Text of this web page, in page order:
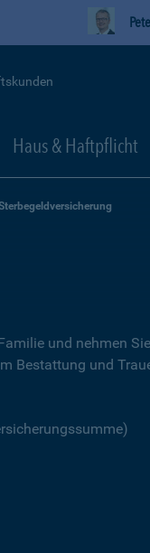
Haus & Haftpflicht
und nehmen
Bestattung und